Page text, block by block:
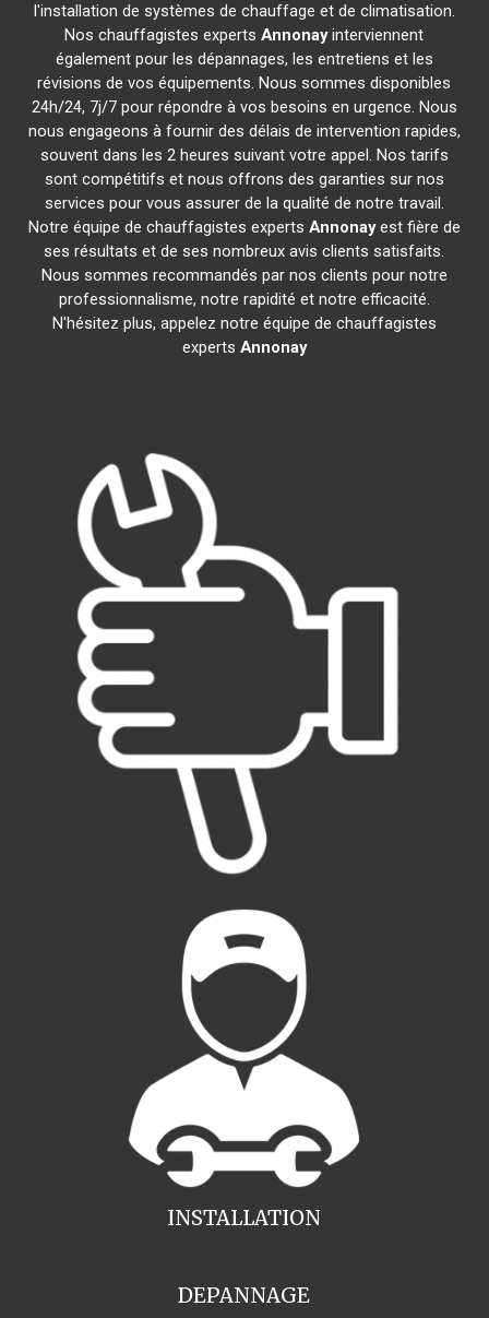
l'installation de systèmes de chauffage et de climatisation.
Nos chauffagistes expertsAnnonayinterviennent
également pour les dépannages, les entretiens et les
révisions de vos équipements. Nous sommes disponibles
24h/24, 7j/7 pour répondre à vos besoins en urgence. Nous
nous engageons à fournir des délais de intervention rapides,
souvent dans les 2 heures suivant votre appel. Nos tarifs
sont compétitifs et nous offrons des garanties sur nos
services pour vous assurer de la qualité de notre travail.
Notre équipe de chauffagistes experts Annonayest fière de
ses résultats et de ses nombreux avis clients satisfaits.
Nous sommes recommandés par nos clients pour notre
professionnalisme, notre rapidité et notre efficacité.
N'hésitez plus, appelez notre équipe de chauffagistes
experts Annonay
INSTALLATION
DEPANNAGE